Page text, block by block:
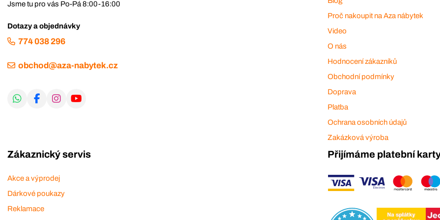
Jsme tu pro vás Po-Pá 8:00-16:00
Dotazy a objednávky
774 038 296
obchod@aza-nabytek.cz
Proč nakoupit na Aza nábytek
Video
O nás
Hodnocení zákazníků
Obchodní podmínky
Doprava
Platba
Ochrana osobních údajů
Zakázková výroba
Zákaznický servis
Akce a výprodej
Dárkové poukazy
Reklamace
Přijímáme platební